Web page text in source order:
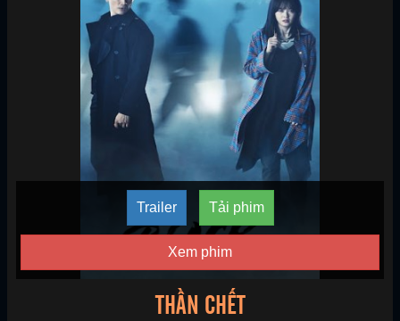
Trailer Tải phim
Xem phim
THẦN CHẾT